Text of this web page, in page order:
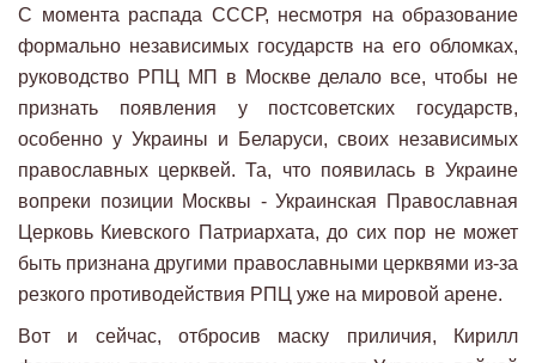
С момента распада СССР, несмотря на образование
формально независимых государств на его обломках,
руководство РПЦ МП в Москве делало все, чтобы не
признать появления у постсоветских государств,
особенно у Украины и Беларуси, своих независимых
православных церквей. Та, что появилась в Украине
вопреки позиции Москвы - Украинская Православная
Церковь Киевского Патриархата, до сих пор не может
быть признана другими православными церквями из-за
резкого противодействия РПЦ уже на мировой арене.
Вот и сейчас, отбросив маску приличия, Кирилл